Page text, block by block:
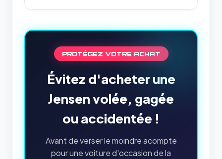
PROTÉGEZ VOTRE ACHAT
Évitez d'acheter une
Jensen volée, gagée
ou accidentée !
Avant de verser le moindre acompte
pour une voiture d'occasion de la